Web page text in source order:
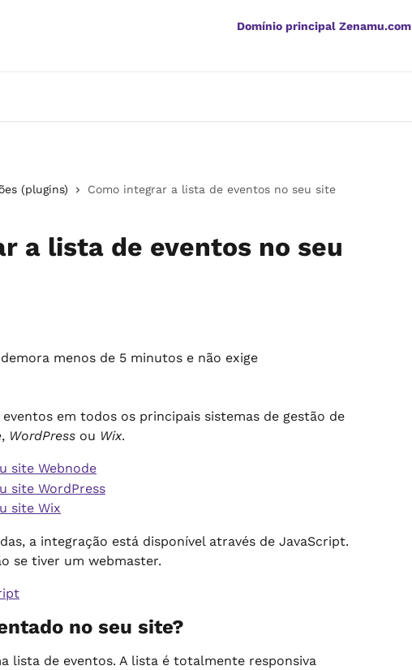
Domínio principal Zenamu.com
(plugins) Como integrar a lista de eventos no seu site
a lista de eventos no seu
menos de 5 minutos e não exige
em todos os principais sistemas de gestão de
, WordPress ou Wix.
site Webnode
site WordPress
site Wix
a integração está disponível através de JavaScript.
se tiver um webmaster.
no seu site?
lista de eventos. A lista é totalmente responsiva